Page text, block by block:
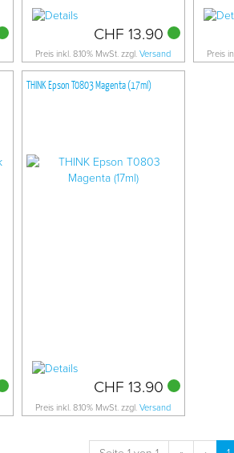
CHF 13.90
Preis inkl. 8.10% MwSt. zzgl.Versand Preis
THINK Epson T0803 Magenta (17ml)
CHF 13.90
Preis inkl. 8.10% MwSt. zzgl.Versand